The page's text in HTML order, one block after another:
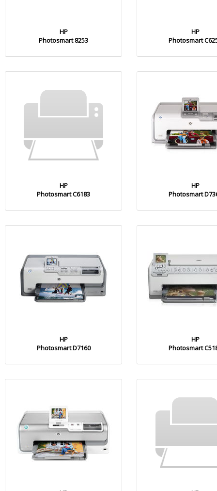
HP
Photosmart 8253
HP
Photosmart
HP
Photosmart C6183
HP
Photosmart
HP
Photosmart D7160
HP
Photosmart